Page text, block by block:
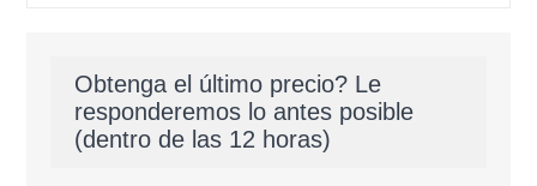
Obtenga el último precio? Le
responderemos lo antes posible
(dentro de las 12 horas)